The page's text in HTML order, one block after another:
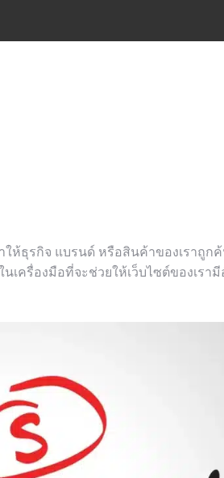
ให้ธุรกิจ แบรนด์ หรือสินค้าของเราถูก
เครื่องมือที่จะช่วยให้เว็บไซต์ของเรา